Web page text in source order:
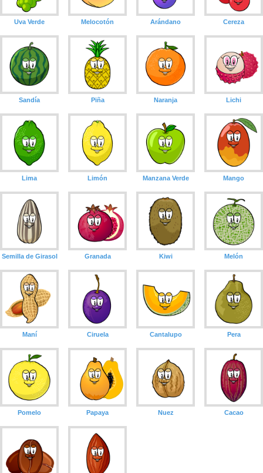
Uva Verde Melocotón Arándano Cereza
Sandía Piña Naranja Lichi
Lima Limón Manzana Verde Mango
Semilla de Girasol Granada Kiwi Melón
Maní Ciruela Cantalupo Pera
Pomelo Papaya Nuez Cacao